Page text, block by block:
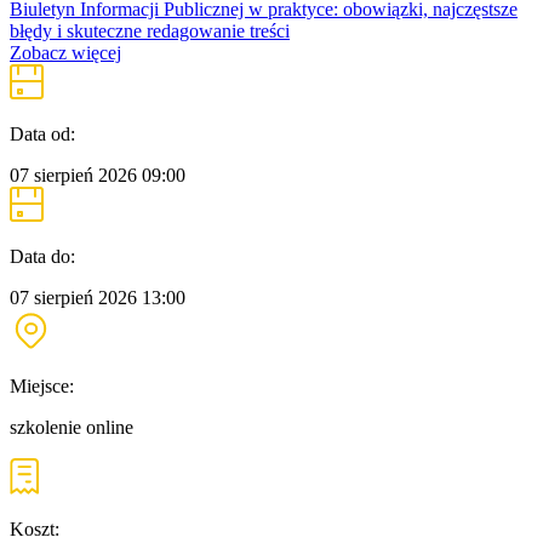
Biuletyn Informacji Publicznej w praktyce: obowiązki, najczęstsze
błędy i skuteczne redagowanie treści
Zobacz więcej
Data od:
07 sierpień 2026 09:00
Data do:
07 sierpień 2026 13:00
Miejsce:
szkolenie online
Koszt: